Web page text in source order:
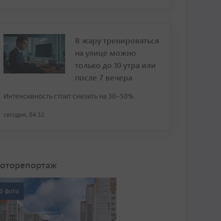
В жару тренироваться
на улице можно
только до 10 утра или
после 7 вечера
Интенсивность стоит снизить на 30–50%
сегодня, 04:32
фото